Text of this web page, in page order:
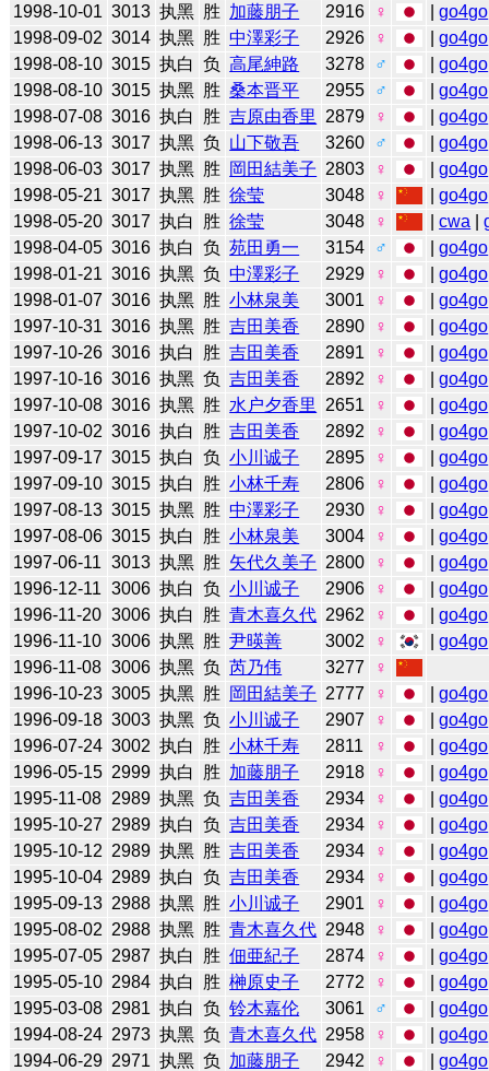
1998-10-01 3013 执黑 胜 加藤朋子 2916 ♀ |go4go
1998-09-02 3014 执黑 胜 中澤彩子 2926 ♀ |go4go
1998-08-10 3015 执白 负 高尾紳路 3278 ♂ |go4go
1998-08-10 3015 执黑 胜 桑本晋平 2955 ♂ |go4go
1998-07-08 3016 执白 胜 吉原由香里 2879 ♀ |go4go
1998-06-13 3017 执黑 负 山下敬吾 3260 ♂ |go4go
1998-06-03 3017 执黑 胜 岡田結美子 2803 ♀ |go4go
1998-05-21 3017 执黑 胜 徐莹 3048 ♀ |go4go
1998-05-20 3017 执白 胜 徐莹 3048 ♀ |cwa |
1998-04-05 3016 执白 负 苑田勇一 3154 ♂ |go4go
1998-01-21 3016 执黑 负 中澤彩子 2929 ♀ |go4go
1998-01-07 3016 执黑 胜 小林泉美 3001 ♀ |go4go
1997-10-31 3016 执黑 胜 吉田美香 2890 ♀ |go4go
1997-10-26 3016 执白 胜 吉田美香 2891 ♀ |go4go
1997-10-16 3016 执黑 负 吉田美香 2892 ♀ |go4go
1997-10-08 3016 执黑 胜 水户夕香里 2651 ♀ |go4go
1997-10-02 3016 执白 胜 吉田美香 2892 ♀ |go4go
1997-09-17 3015 执白 负 小川诚子 2895 ♀ |go4go
1997-09-10 3015 执白 胜 小林千寿 2806 ♀ |go4go
1997-08-13 3015 执黑 胜 中澤彩子 2930 ♀ |go4go
1997-08-06 3015 执白 胜 小林泉美 3004 ♀ |go4go
1997-06-11 3013 执黑 胜 矢代久美子 2800 ♀ |go4go
1996-12-11 3006 执白 负 小川诚子 2906 ♀ |go4go
1996-11-20 3006 执白 胜 青木喜久代 2962 ♀ |go4go
1996-11-10 3006 执黑 胜 尹暎善 3002 ♀ |go4go
1996-11-08 3006 执黑 负 芮乃伟 3277
♀
1996-10-23 3005 执黑 胜 岡田結美子 2777 ♀ |go4go
1996-09-18 3003 执黑 负 小川诚子 2907 ♀ |go4go
1996-07-24 3002 执白 胜 小林千寿 2811 ♀ |go4go
1996-05-15 2999 执白 胜 加藤朋子 2918 ♀ |go4go
1995-11-08 2989 执黑 负 吉田美香 2934 ♀ |go4go
1995-10-27 2989 执白 负 吉田美香 2934 ♀ |go4go
1995-10-12 2989 执黑 胜 吉田美香 2934 ♀ |go4go
1995-10-04 2989 执白 负 吉田美香 2934 ♀ |go4go
1995-09-13 2988 执黑 胜 小川诚子 2901 ♀ |go4go
1995-08-02 2988 执黑 胜 青木喜久代 2948 ♀ |go4go
1995-07-05 2987 执白 胜 佃亜紀子 2874 ♀ |go4go
1995-05-10 2984 执白 胜 榊原史子 2772 ♀ |go4go
1995-03-08 2981 执白 负 铃木嘉伦 3061 ♂ |go4go
1994-08-24 2973 执黑 负 青木喜久代 2958 ♀ |go4go
1994-06-29 2971 执黑 负 加藤朋子 2942 ♀ |go4go